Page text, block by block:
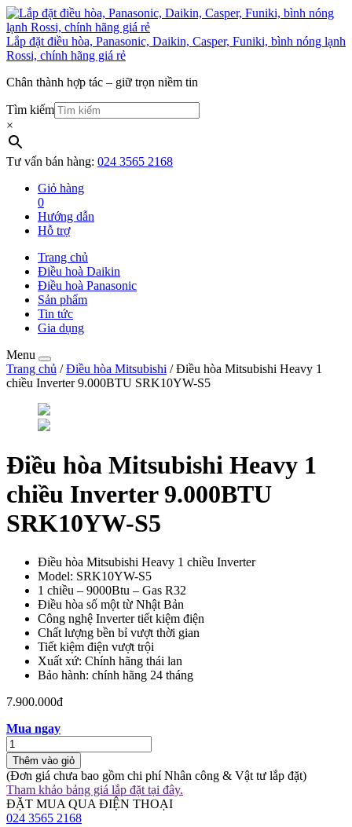
Lắp đặt điều hòa, Panasonic, Daikin, Casper, Funiki, bình nóng lạnh
Rossi, chính hãng giá rẻ
Chân thành hợp tác – giữ trọn niềm tin
Tìm kiếm
×
Tư vấn bán hàng: 024 3565 2168
Giỏ hàng
0
Hướng dẫn
Hỗ trợ
Trang chủ
Điều hoà Daikin
Điều hoà Panasonic
Sản phẩm
Tin tức
Gia dụng
Menu
Trang chủ /Điều hòa Mitsubishi / Điều hòa Mitsubishi Heavy 1
chiều Inverter 9.000BTU SRK10YW-S5
Điều hòa Mitsubishi Heavy 1
chiều Inverter 9.000BTU
SRK10YW-S5
Điều hòa Mitsubishi Heavy 1 chiều Inverter
Model: SRK10YW-S5
1 chiều – 9000Btu – Gas R32
Điều hòa số một từ Nhật Bản
Công nghệ Inverter tiết kiệm điện
Chất lượng bền bỉ vượt thời gian
Tiết kiệm điện vượt trội
Xuất xứ: Chính hãng thái lan
Bảo hành: chính hãng 24 tháng
7.900.000đ
Mua ngay
Thêm vào giỏ
(Đơn giá chưa bao gồm chi phí Nhân công & Vật tư lắp đặt)
Tham khảo bảng giá lắp đặt tại đây.
ĐẶT MUA QUA ĐIỆN THOẠI
024 3565 2168